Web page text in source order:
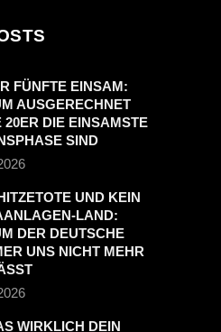
FÜNFTE EINSAM:
AUSGERECHNET
20ER DIE EINSAMSTE
SIND
UND KEIN
LAND:
DER DEUTSCHE
UNS NICHT MEHR
WIRKLICH DEIN